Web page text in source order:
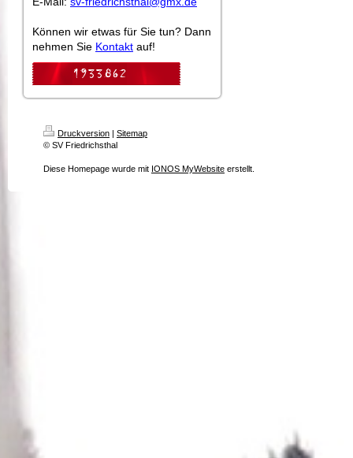
Können wir etwas für Sie tun? Dann
nehmen Sie Kontakt auf!
Druckversion | Sitemap
© SV Friedrichsthal
Diese Homepage wurde mit IONOS MyWebsite erstellt.